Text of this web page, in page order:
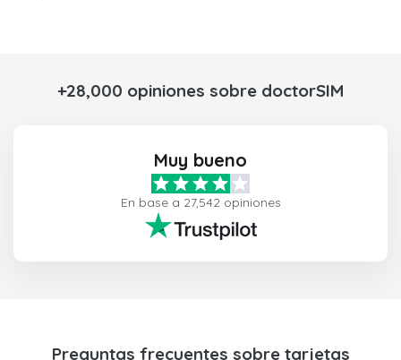
+28,000 opiniones sobre doctorSIM
Muy bueno
En base a 27,542 opiniones
Preguntas frecuentes sobre tarjetas